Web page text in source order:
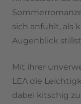
sich anfühlt, als
Augenblick
Mit ihrer
LEA die
dabei kitschig